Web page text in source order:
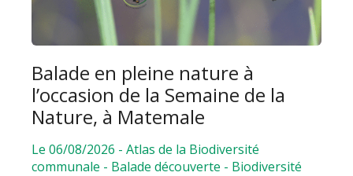
Balade en pleine nature à
l’occasion de la Semaine de la
Nature, à Matemale
Le 06/08/2026 - Atlas de la Biodiversité
communale - Balade découverte - Biodiversité